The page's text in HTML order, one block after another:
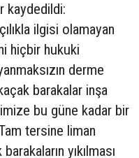
kaydedildi:
ilgisi olamayan
hiçbir hukuki
derme
barakalar inşa
bu güne kadar bir
tersine liman
yıkılması